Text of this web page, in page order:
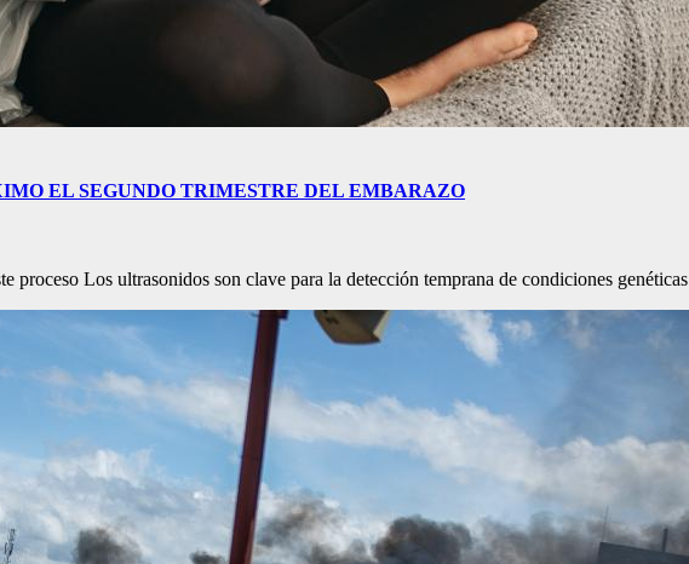
EL SEGUNDO TRIMESTRE DEL EMBARAZO
proceso Los ultrasonidos son clave para la detección temprana de condiciones